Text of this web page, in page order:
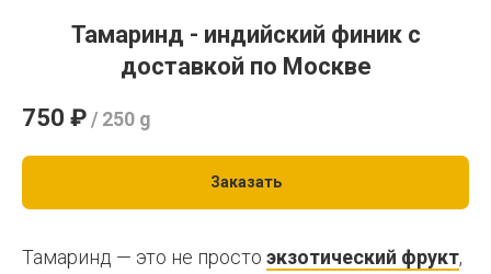
Тамаринд - индийский финик с
доставкой по Москве
750 ₽ / 250 g
Заказать
Тамаринд — это не просто экзотический фрукт,